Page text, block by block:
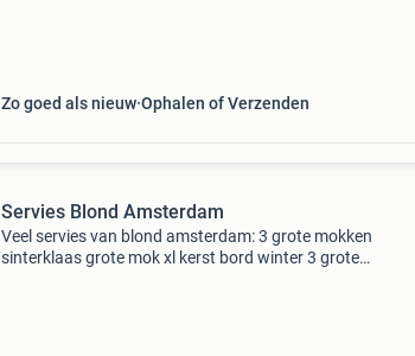
Zo goed als nieuw Ophalen of Verzenden
Servies Blond Amsterdam
Veel servies van blond amsterdam: 3 grote mokken
sinterklaas grote mok xl kerst bord winter 3 grote